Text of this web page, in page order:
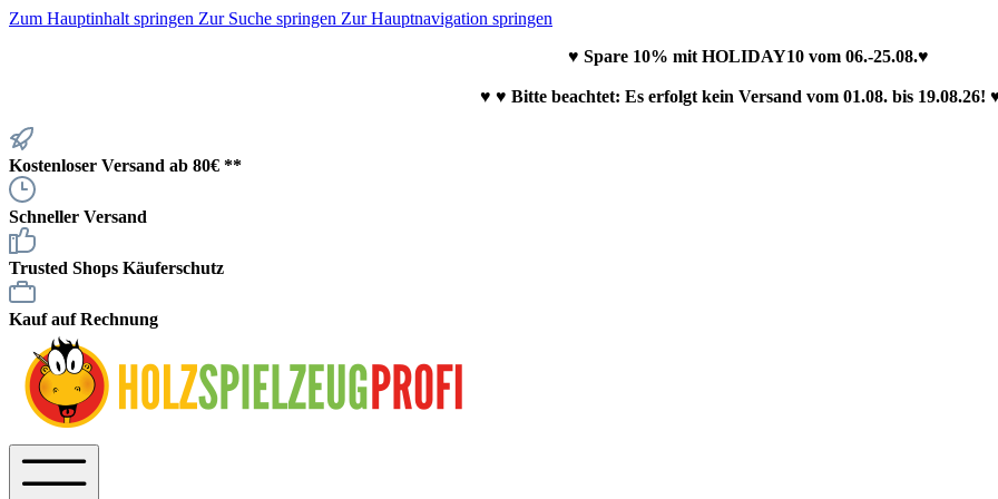
Zum Hauptinhalt springen Zur Suche springen Zur Hauptnavigation springen
♥ Spare 10% mit HOLIDAY10 vom 06.-25.08.♥
♥ ♥ Bitte beachtet: Es erfolgt kein Versand vom 01.08. bis 19.08.26!
Kostenloser Versand ab 80€ **
Schneller Versand
Trusted Shops Käuferschutz
Kauf auf Rechnung